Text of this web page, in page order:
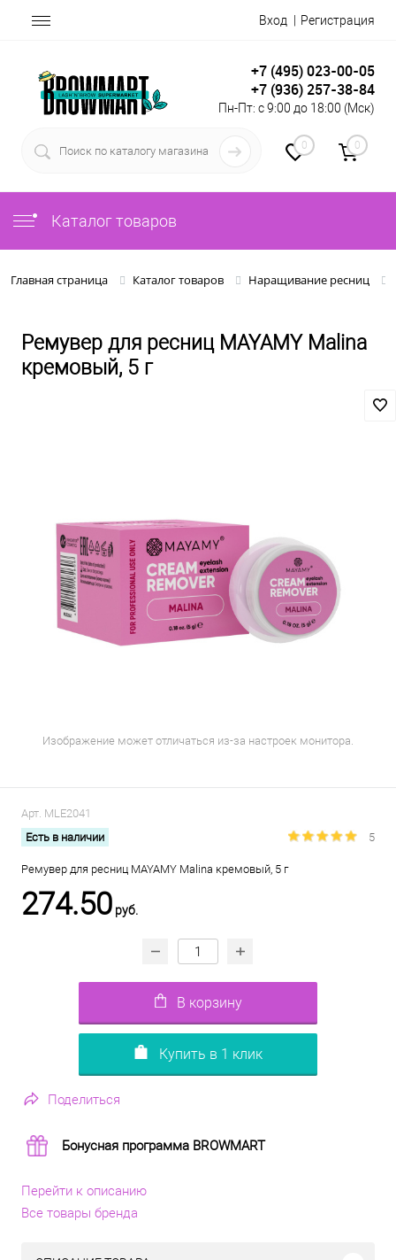
Вход Регистрация
+7 (495) 023-00-05
+7 (936) 257-38-84
Пн-Пт: с 9:00 до 18:00 (Мск)
0 0
Каталог товаров
Главная страница Каталог товаров Наращивание ресниц
Ремувер для ресниц MAYAMY Malina
кремовый, 5 г
Изображение может отличаться из-за настроек монитора.
Арт. MLE2041
Есть в наличии
5
Ремувер для ресниц MAYAMY Malina кремовый, 5 г
274.50 руб.
В корзину
Купить в 1 клик
Поделиться
Бонусная программа BROWMART
Перейти к описанию
Все товары бренда